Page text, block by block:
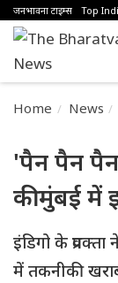
जनभावना टाइम्स Top
Home News
'पैन पैन
की मुंबई में
इंडिगो के
में तकनीकी